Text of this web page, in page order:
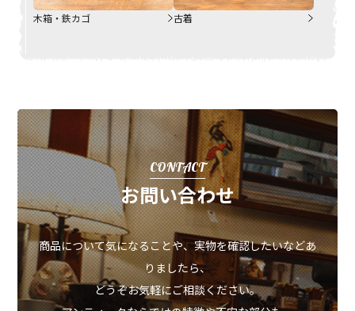
木箱・鉄カゴ 古着
CONTACT
お問い合わせ
商品について気になることや、実物を確認したいなどあ
りましたら、
どうぞお気軽にご相談ください。